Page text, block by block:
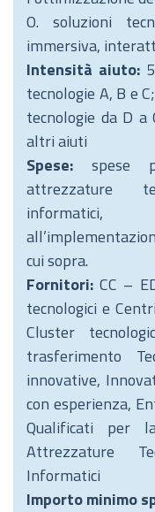
O. soluzioni
immersiva,
Intensità aiuto:
tecnologie A, B e
tecnologie da D a
altri aiuti
Spese: spese
attrezzature
informatici,
cui sopra.
Fornitori: CC –
tecnologici e
Cluster
trasferimento
innovative,
con esperienza,
Qualificati per
Attrezzature
Informatici
Importo minimo